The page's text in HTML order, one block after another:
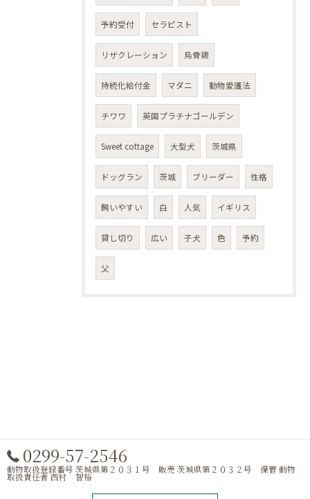
予約受付 セラピスト
リザクレーション 烏骨鶏
持続化給付金 マダニ 動物愛護法
チワワ 英国プラチナゴールデン
Sweet cottage 大型犬 茨城県
ドッグラン 茨城 ブリーダー 性格
飼いやすい 白 人気 イギリス
貸し切り 広い 子犬 色 予約
父
0299-57-2546
動物取扱登録番号 茨城県第２０３１号 販売 茨城県第２０３２号 保管 動物
取扱責任者 西村 智裕